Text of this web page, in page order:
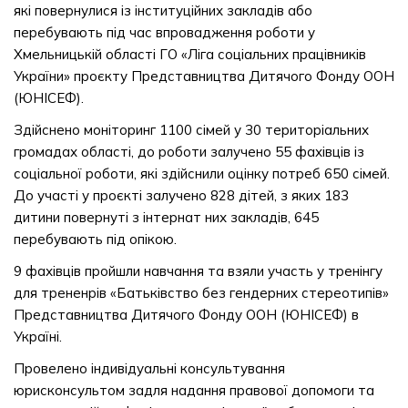
які повернулися із інституційних закладів або
перебувають під час впровадження роботи у
Хмельницькій області ГО «Ліга соціальних працівників
України» проєкту Представництва Дитячого Фонду ООН
(ЮНІСЕФ).
Здійснено моніторинг 1100 сімей у 30 територіальних
громадах області, до роботи залучено 55 фахівців із
соціальної роботи, які здійснили оцінку потреб 650 сімей.
До участі у проєкті залучено 828 дітей, з яких 183
дитини повернуті з інтернат них закладів, 645
перебувають під опікою.
9 фахівців пройшли навчання та взяли участь у тренінгу
для трененрів «Батьківство без гендерних стереотипів»
Представництва Дитячого Фонду ООН (ЮНІСЕФ) в
Україні.
Провелено індивідуальні консультування
юрисконсультом задля надання правової допомоги та